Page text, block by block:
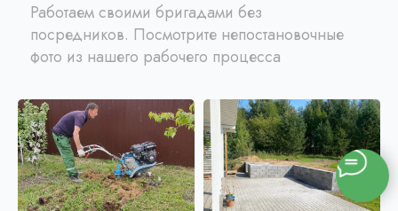
Работаем своими бригадами без
посредников. Посмотрите непостановочные
фото из нашего рабочего процесса